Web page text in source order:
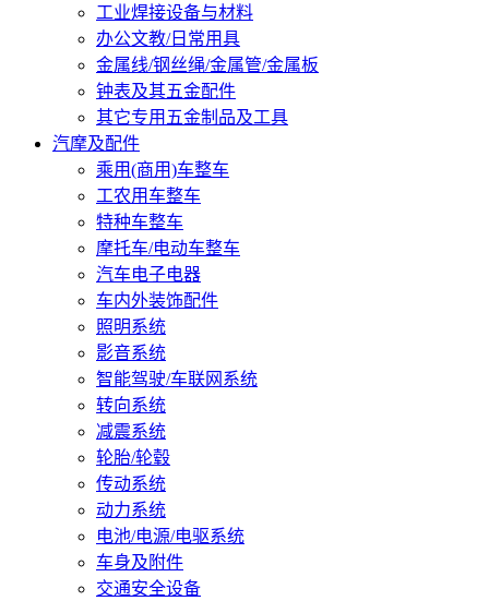
工业焊接设备与材料
办公文教/日常用具
金属线/钢丝绳/金属管/金属板
钟表及其五金配件
其它专用五金制品及工具
汽摩及配件
乘用(商用)车整车
工农用车整车
特种车整车
摩托车/电动车整车
汽车电子电器
车内外装饰配件
照明系统
影音系统
智能驾驶/车联网系统
转向系统
减震系统
轮胎/轮毂
传动系统
动力系统
电池/电源/电驱系统
车身及附件
交通安全设备